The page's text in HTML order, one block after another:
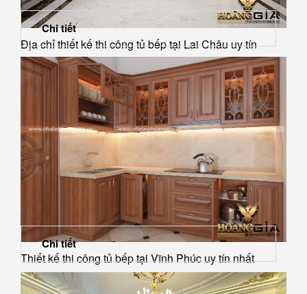
Địa chỉ thiết kế thi công tủ bếp tại Lai Châu uy tín
Chi tiết
Thiết kế thi công tủ bếp tại Vĩnh Phúc uy tín nhất
Chi tiết